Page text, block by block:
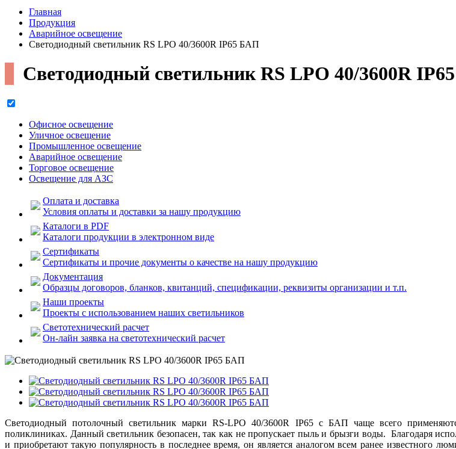
Главная
Продукция
Аварийное освещение
Светодиодный светильник RS LPO 40/3600R IP65 БАП
Светодиодный светильник RS LPO 40/3600R
Офисное освещение
Уличное освещение
Промышленное освещение
Аварийное освещение
Торговое освещение
Освещение для АЗС
Оплата и доставка
Условия оплаты и доставки за нашу продукцию
Каталоги в PDF
Каталоги продукции в электронном виде
Сертификаты
Сертификаты и прочие документы о качестве на нашу продукцию
Документация
Образцы договоров, бланков, квитанций, спецификации, реквизиты организации и т.п.
Наши проекты
Проекты с использованием наших светильников
Светотехнический расчет
Он-лайн заявка на светотехнический расчет
Светодиодный потолочный светильник марки RS-LPO 40/3600R IP65 с БАП чаще всего
поликлиниках. Данный светильник безопасен, так как не пропускает пыль и брызги воды. Благодаря
и приобретают такую популярность в последнее время, он является аналогом всем ранее